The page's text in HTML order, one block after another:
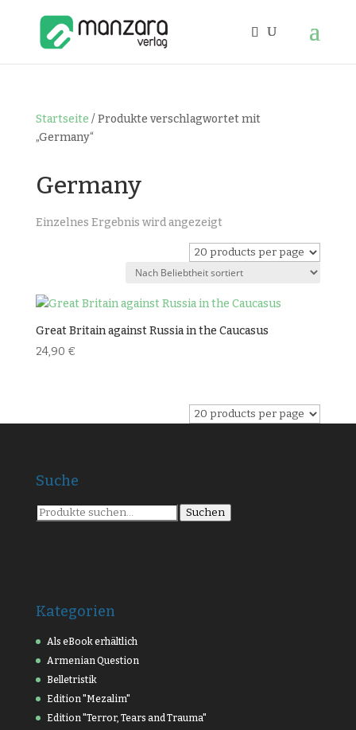
Startseite / Produkte verschlagwortet mit
„Germany“
Germany
Einzelnes Ergebnis wird angezeigt
Great Britain against Russia in the Caucasus
24,90 €
Suche
Suche
nach:
Suchen
Kategorien
Als eBook erhältlich
Armenian Question
Belletristik
Edition "Mezalim"
Edition "Terror, Tears and Trauma"